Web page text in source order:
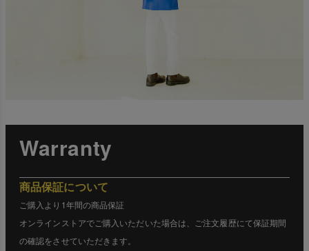
Warranty
商品保証について
ご購入より1年間の商品保証
オンラインストアでご購入いただいた場合は、ご注文履歴にて保証期間
の確認をさせていただきます。